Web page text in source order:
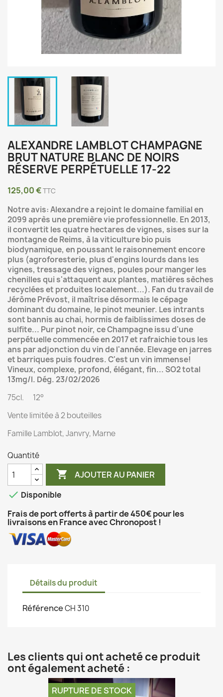
ALEXANDRE LAMBLOT CHAMPAGNE
BRUT NATURE BLANC DE NOIRS
RÉSERVE PERPÉTUELLE 17-22
125,00 €TTC
Notre avis: Alexandre a rejoint le domaine familial en
2099 après une première vie professionnelle. En 2013,
il convertit les quatre hectares de vignes, sises sur la
montagne de Reims, à la viticulture bio puis
biodynamique, en poussant le raisonnement encore
plus (agroforesterie, plus d'engins lourds dans les
vignes, tressage des vignes, poules pour manger les
chenilles qui s'attaquent aux plantes, matières sèches
recyclées et produites localement...). Fan du travail de
Jérôme Prévost, il maîtrise désormais le cépage
dominant du domaine, le pinot meunier. Les intrants
sont bannis au chai, hormis de faiblissimes doses de
sulfite... Pur pinot noir, ce Champagne issu d'une
perpétuelle commencée en 2017 et rafraichie tous les
ans par adjonction du vin de l'année. Elevage en jarres
et barriques puis foudres. C'est un vin immense!
Vineux, complexe, profond, élégant, fin...SO2 total
13mg/l. Dég. 23/02/2026
75cl. 12°
Vente limitée à 2 bouteilles
Famille Lamblot, Janvry, Marne
Quantité
 AJOUTER AU PANIER
 Disponible
Frais de port offerts à partir de 450€ pour les
livraisons en France avec Chronopost !
Détails du produit
RéférenceCH 310
Les clients qui ont acheté ce produit
ont également acheté :
RUPTURE DE STOCK